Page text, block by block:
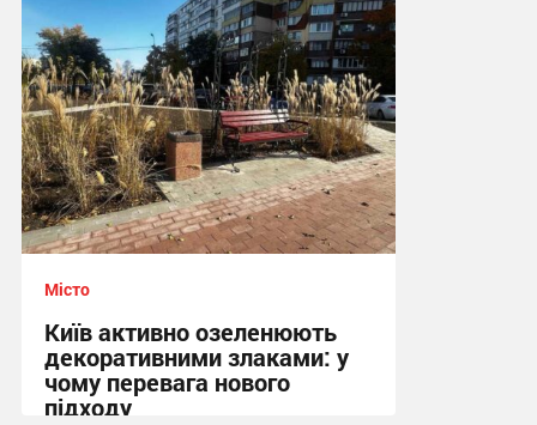
Місто
Київ активно озеленюють
декоративними злаками: у
чому перевага нового
підходу